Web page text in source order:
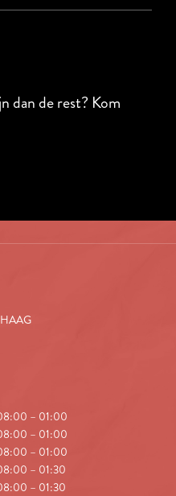
dan de rest? Kom
– 01:00
– 01:00
– 01:00
– 01:30
– 01:30